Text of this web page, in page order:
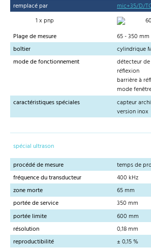
remplacé par
mic+35/D/
1 x pnp
Plage de mesure
65 - 350 mm
boîtier
cylindrique
mode de fonctionnement
détecteur
réflexion
barrière à
mode
caractéristiques spéciales
capteur
version inox
spécial ultrason
procédé de mesure
temps de
fréquence du transducteur
400 kHz
zone morte
65 mm
portée de service
350 mm
portée limite
600 mm
résolution
0,18 mm
reproductibilité
± 0,15 %